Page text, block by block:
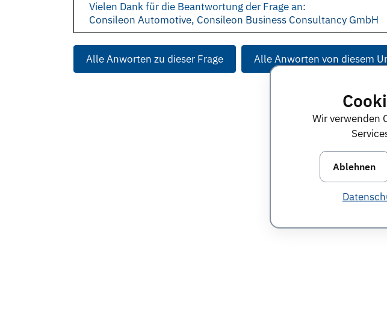
Wir verwenden
Ablehnen
Vielen Dank für die Beantwortung der Frage an:
Consileon Automotive, Consileon Business Consultancy GmbH
Alle Anworten zu dieser Frage Alle Anworten von diesem